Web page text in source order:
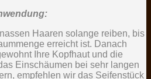
Haaren solange reiben, bis
erreicht ist. Danach
Ihre Kopfhaut und die
Einschäumen bei sehr langen
empfehlen wir das Seifenstück